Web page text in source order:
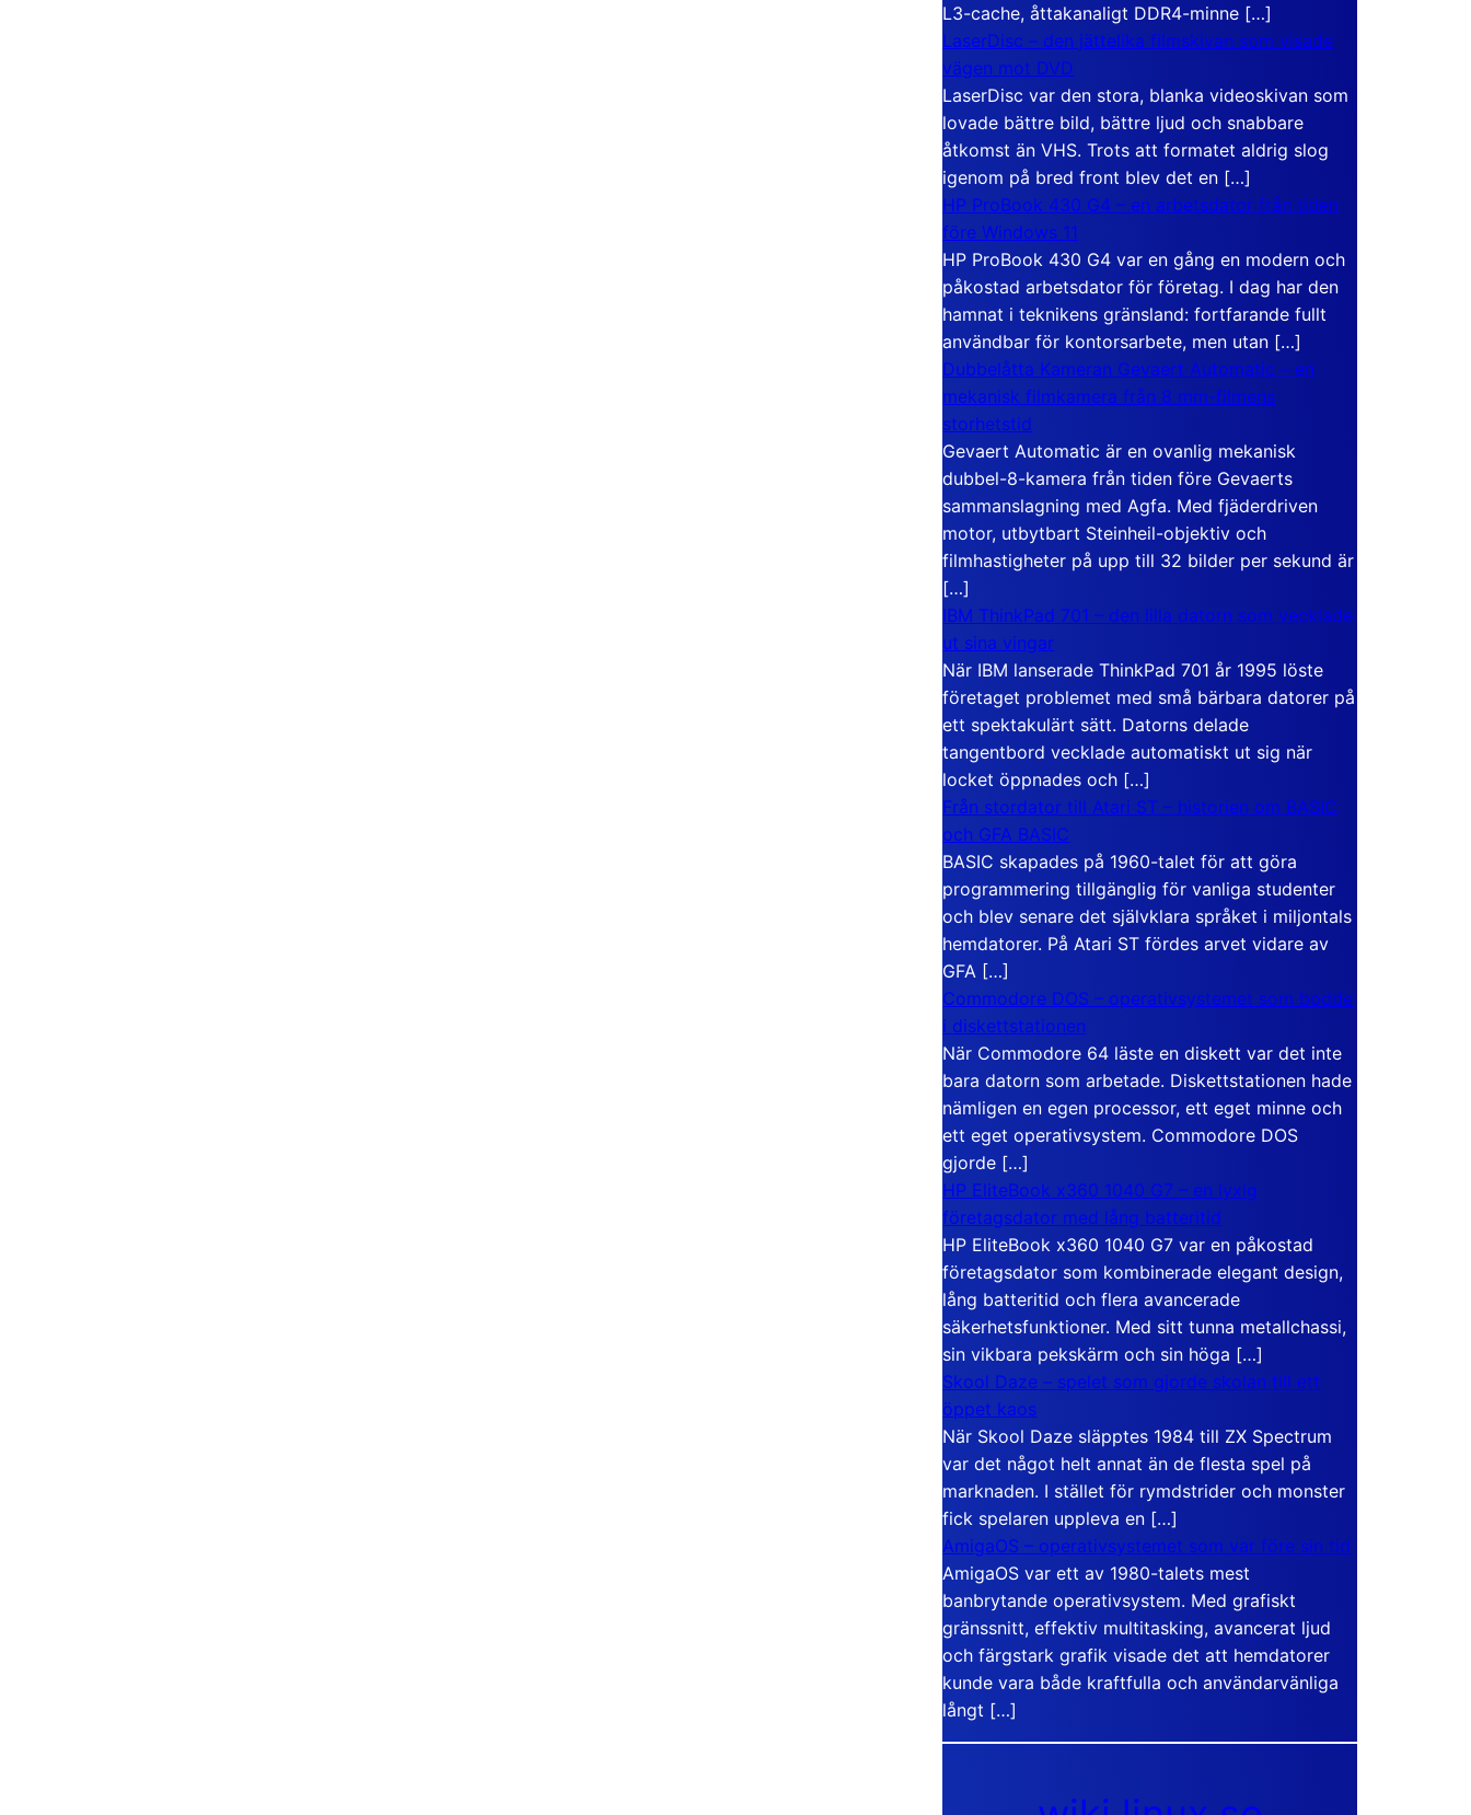
L3-cache, åttakanaligt DDR4-minne […]
LaserDisc – den jättelika filmskivan som visade
vägen mot DVD
LaserDisc var den stora, blanka videoskivan som
lovade bättre bild, bättre ljud och snabbare
åtkomst än VHS. Trots att formatet aldrig slog
igenom på bred front blev det en […]
HP ProBook 430 G4 – en arbetsdator från tiden
före Windows 11
HP ProBook 430 G4 var en gång en modern och
påkostad arbetsdator för företag. I dag har den
hamnat i teknikens gränsland: fortfarande fullt
användbar för kontorsarbete, men utan […]
Dubbelåtta Kameran Gevaert Automatic – en
mekanisk filmkamera från 8 mm-filmens
storhetstid
Gevaert Automatic är en ovanlig mekanisk
dubbel-8-kamera från tiden före Gevaerts
sammanslagning med Agfa. Med fjäderdriven
motor, utbytbart Steinheil-objektiv och
filmhastigheter på upp till 32 bilder per sekund är
[…]
IBM ThinkPad 701 – den lilla datorn som vecklade
ut sina vingar
När IBM lanserade ThinkPad 701 år 1995 löste
företaget problemet med små bärbara datorer på
ett spektakulärt sätt. Datorns delade
tangentbord vecklade automatiskt ut sig när
locket öppnades och […]
Från stordator till Atari ST – historien om BASIC
och GFA BASIC
BASIC skapades på 1960-talet för att göra
programmering tillgänglig för vanliga studenter
och blev senare det självklara språket i miljontals
hemdatorer. På Atari ST fördes arvet vidare av
GFA […]
Commodore DOS – operativsystemet som bodde
i diskettstationen
När Commodore 64 läste en diskett var det inte
bara datorn som arbetade. Diskettstationen hade
nämligen en egen processor, ett eget minne och
ett eget operativsystem. Commodore DOS
gjorde […]
HP EliteBook x360 1040 G7 – en lyxig
företagsdator med lång batteritid
HP EliteBook x360 1040 G7 var en påkostad
företagsdator som kombinerade elegant design,
lång batteritid och flera avancerade
säkerhetsfunktioner. Med sitt tunna metallchassi,
sin vikbara pekskärm och sin höga […]
Skool Daze – spelet som gjorde skolan till ett
öppet kaos
När Skool Daze släpptes 1984 till ZX Spectrum
var det något helt annat än de flesta spel på
marknaden. I stället för rymdstrider och monster
fick spelaren uppleva en […]
AmigaOS – operativsystemet som var före sin tid
AmigaOS var ett av 1980-talets mest
banbrytande operativsystem. Med grafiskt
gränssnitt, effektiv multitasking, avancerat ljud
och färgstark grafik visade det att hemdatorer
kunde vara både kraftfulla och användarvänliga
långt […]